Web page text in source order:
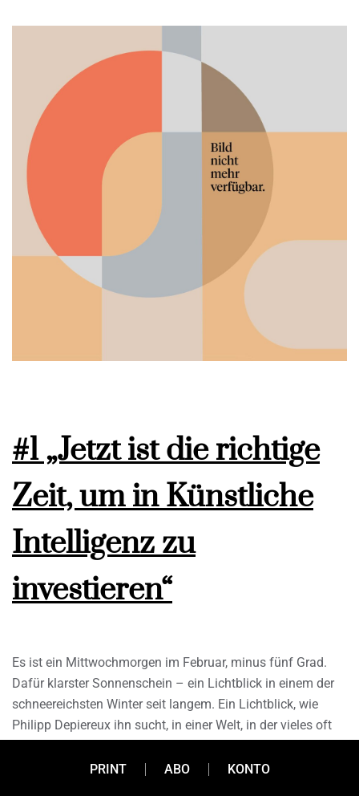
#1 „Jetzt ist die richtige
Zeit, um in Künstliche
Intelligenz zu
investieren“
Es ist ein Mittwochmorgen im Februar, minus fünf Grad.
Dafür klarster Sonnenschein – ein Lichtblick in einem der
schneereichsten Winter seit langem. Ein Lichtblick, wie
Philipp Depiereux ihn sucht, in einer Welt, in der vieles oft
deutsche Entrepreneur an der aktuellen Diskussion zum
PRINT ABO KONTO